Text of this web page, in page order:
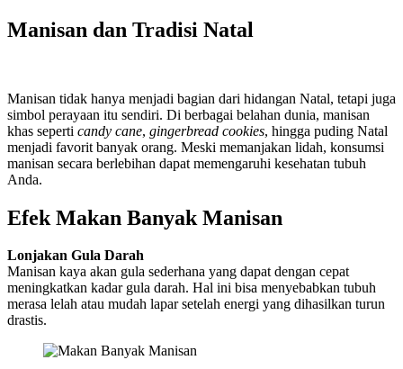
Manisan dan Tradisi Natal
Manisan tidak hanya menjadi bagian dari hidangan Natal, tetapi juga
simbol perayaan itu sendiri. Di berbagai belahan dunia, manisan
khas seperti candy cane, gingerbread cookies, hingga puding Natal
menjadi favorit banyak orang. Meski memanjakan lidah, konsumsi
manisan secara berlebihan dapat memengaruhi kesehatan tubuh
Anda.
Efek Makan Banyak Manisan
Lonjakan Gula Darah
Manisan kaya akan gula sederhana yang dapat dengan cepat
meningkatkan kadar gula darah. Hal ini bisa menyebabkan tubuh
merasa lelah atau mudah lapar setelah energi yang dihasilkan turun
drastis.